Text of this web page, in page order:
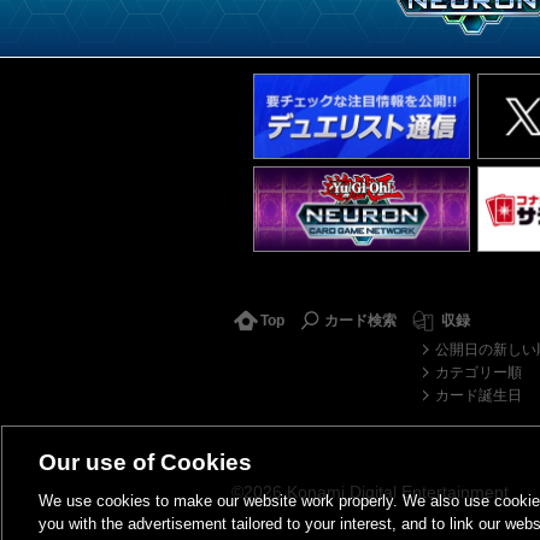
Top カード検索
収録
公開日の新しい
カテゴリー順
カード誕生日
©2026 Konami Digital Entertainment
Our use of Cookies
We use cookies to make our website work properly. We also use
you with the advertisement tailored to your interest, and to link our